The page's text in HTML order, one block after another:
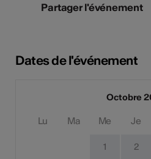
Partager l'événement
Dates de l'événement
Octobre
Lu Ma Me Je
1 2